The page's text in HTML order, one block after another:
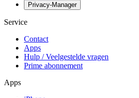
Privacy-Manager
Service
Contact
Apps
Hulp / Veelgestelde vragen
Prime abonnement
Apps